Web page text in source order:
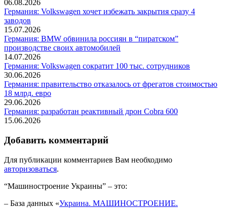
06.08.2026
Германия: Volkswagen хочет избежать закрытия сразу 4
заводов
15.07.2026
Германия: BMW обвинила россиян в “пиратском”
производстве своих автомобилей
14.07.2026
Германия: Volkswagen сократит 100 тыс. сотрудников
30.06.2026
Германия: правительство отказалось от фрегатов стоимостью
18 млрд. евро
29.06.2026
Германия: разработан реактивный дрон Cobra 600
15.06.2026
Добавить комментарий
Для публикации комментариев Вам необходимо
авторизоваться.
“Машиностроение Украины” – это:
– База данных «Украина. МАШИНОСТРОЕНИЕ.